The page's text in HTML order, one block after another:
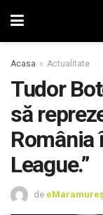
Acasa Actualitate
Tudor
să
România
League.”
de eMaramureș